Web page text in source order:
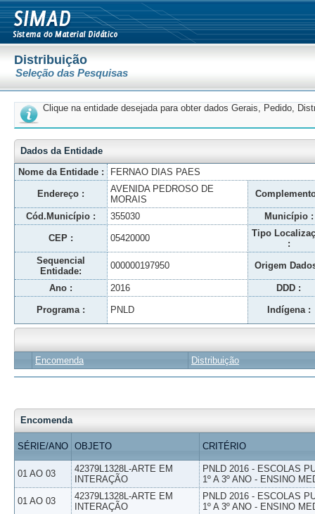
Distribuição
Seleção das Pesquisas
Clique na entidade desejada para obter dados Gerais, Pedido,
Dados da Entidade
Nome da Entidade :
FERNAO DIAS PAES
Endereço :
AVENIDA PEDROSO DE
MORAIS
Cód.Município : 355030 Município :
CEP : 05420000
Tipo
:
Sequencial
Entidade:
000000197950 Origem
Ano : 2016 DDD :
Programa : PNLD Indígena :
Encomenda Distribuição
Encomenda
SÉRIE/ANO OBJETO CRITÉRIO
01 AO 03
42379L1328L-ARTE EM
INTERAÇÃO
PNLD 2016 - ESCOLAS
1º A 3º ANO - ENSINO
01 AO 03
42379L1328L-ARTE EM
INTERAÇÃO
PNLD 2016 - ESCOLAS
1º A 3º ANO - ENSINO